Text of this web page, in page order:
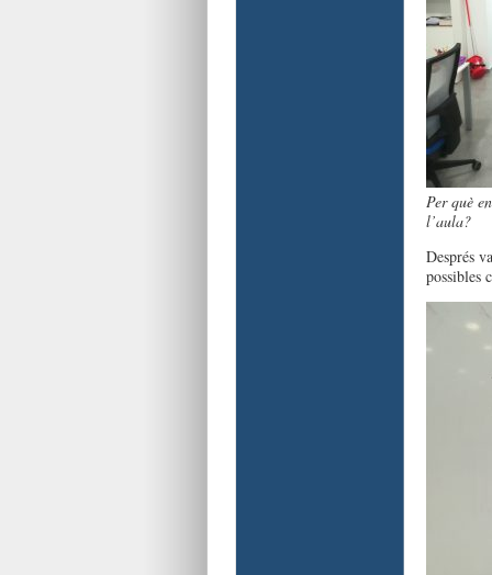
Per què
l’aula?
Després
possibles